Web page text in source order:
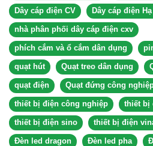
Dây cáp điện CV Dây cáp điện
nhà phân phối dây cáp điện cxv
phích cắm và ổ cắm dân dụng
quạt hút Quạt treo dân dụng
quạt điện Quạt đứng công
thiết bị điện công nghiệp thiết bị
thiết bị điện sino thiết bị điện
Đèn led dragon Đèn led pha